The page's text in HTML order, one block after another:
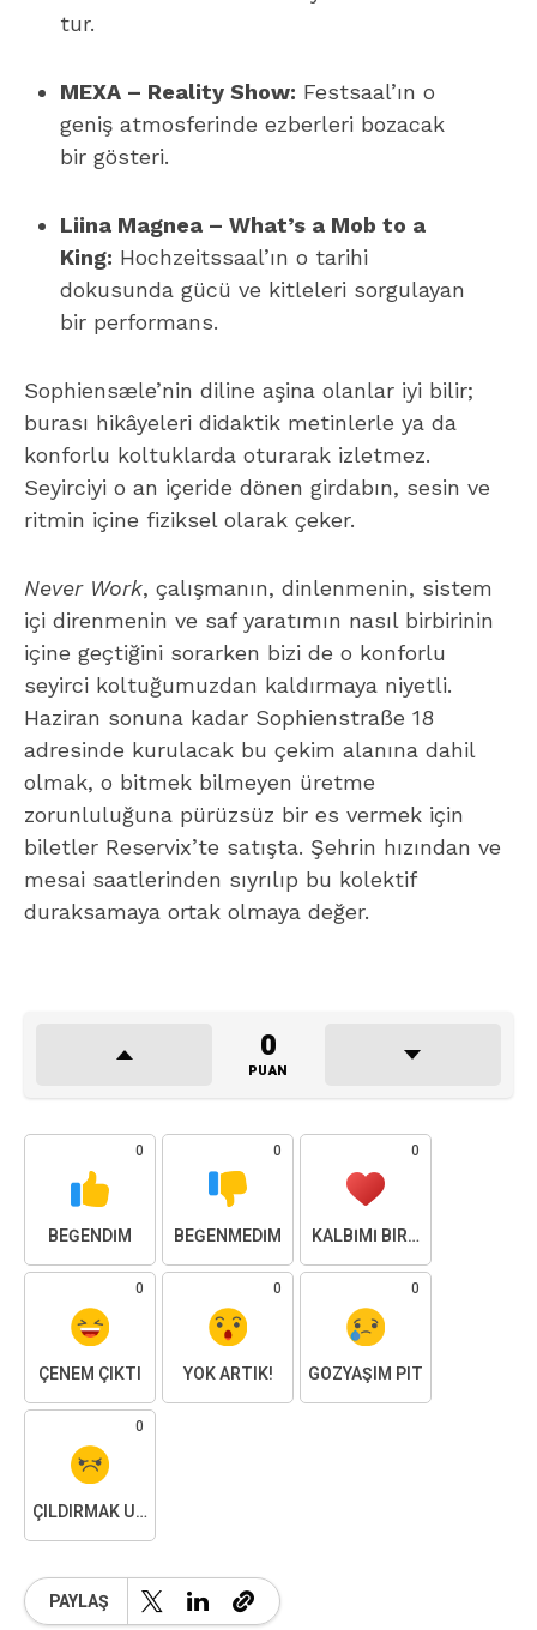
tur.
MEXA – Reality Show: Festsaal’ın o
geniş atmosferinde ezberleri bozacak
bir gösteri.
Liina Magnea – What’s a Mob to a
King: Hochzeitssaal’ın o tarihi
dokusunda gücü ve kitleleri sorgulayan
bir performans.
Sophiensæle’nin diline aşina olanlar iyi bilir;
burası hikâyeleri didaktik metinlerle ya da
konforlu koltuklarda oturarak izletmez.
Seyirciyi o an içeride dönen girdabın, sesin ve
ritmin içine fiziksel olarak çeker.
Never Work, çalışmanın, dinlenmenin, sistem
içi direnmenin ve saf yaratımın nasıl birbirinin
içine geçtiğini sorarken bizi de o konforlu
seyirci koltuğumuzdan kaldırmaya niyetli.
Haziran sonuna kadar Sophienstraße 18
adresinde kurulacak bu çekim alanına dahil
olmak, o bitmek bilmeyen üretme
zorunluluğuna pürüzsüz bir es vermek için
biletler Reservix’te satışta. Şehrin hızından ve
mesai saatlerinden sıyrılıp bu kolektif
duraksamaya ortak olmaya değer.
0
PUAN
0
BEĞENDIM
0
BEĞENMEDIM
0
KALBIMI BIRAKTIM
0
ÇENEM ÇIKTI
0
YOK ARTIK!
0
GÖZYAŞIM PIT
0
ÇILDIRMAK ÜZEREYIM
PAYLAŞ